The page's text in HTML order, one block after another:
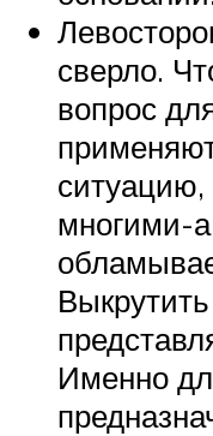
сверло.
вопрос
ситуацию,
многими-
Именно